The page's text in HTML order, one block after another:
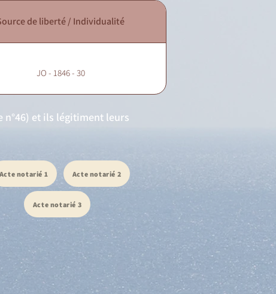
de liberté / Individualité
JO - 1846 - 30
n°46) et ils légitiment leurs
Acte notarié 1 Acte notarié 2
Acte notarié 3